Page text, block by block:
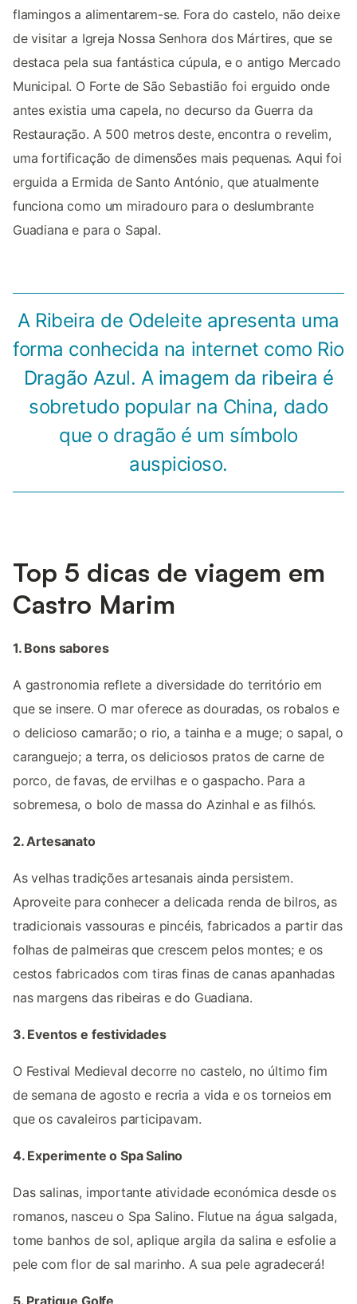
flamingos a alimentarem-se. Fora do castelo, não deixe
de visitar a Igreja Nossa Senhora dos Mártires, que se
destaca pela sua fantástica cúpula, e o antigo Mercado
Municipal. O Forte de São Sebastião foi erguido onde
antes existia uma capela, no decurso da Guerra da
Restauração. A 500 metros deste, encontra o revelim,
uma fortificação de dimensões mais pequenas. Aqui foi
erguida a Ermida de Santo António, que atualmente
funciona como um miradouro para o deslumbrante
Guadiana e para o Sapal.
A Ribeira de Odeleite apresenta uma
forma conhecida na internet como Rio
Dragão Azul. A imagem da ribeira é
sobretudo popular na China, dado
que o dragão é um símbolo
auspicioso.
Top 5 dicas de viagem em
Castro Marim
1. Bons sabores
A gastronomia reflete a diversidade do território em
que se insere. O mar oferece as douradas, os robalos e
o delicioso camarão; o rio, a tainha e a muge; o sapal, o
caranguejo; a terra, os deliciosos pratos de carne de
porco, de favas, de ervilhas e o gaspacho. Para a
sobremesa, o bolo de massa do Azinhal e as filhós.
2. Artesanato
As velhas tradições artesanais ainda persistem.
Aproveite para conhecer a delicada renda de bilros, as
tradicionais vassouras e pincéis, fabricados a partir das
folhas de palmeiras que crescem pelos montes; e os
cestos fabricados com tiras finas de canas apanhadas
nas margens das ribeiras e do Guadiana.
3. Eventos e festividades
O Festival Medieval decorre no castelo, no último fim
de semana de agosto e recria a vida e os torneios em
que os cavaleiros participavam.
4. Experimente o Spa Salino
Das salinas, importante atividade económica desde os
romanos, nasceu o Spa Salino. Flutue na água salgada,
tome banhos de sol, aplique argila da salina e esfolie a
pele com flor de sal marinho. A sua pele agradecerá!